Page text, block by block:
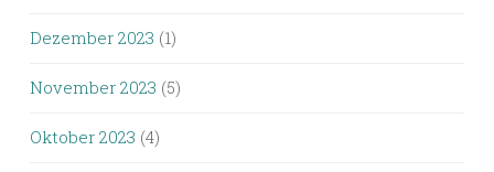
Dezember 2023 (1)
November 2023 (5)
Oktober 2023 (4)